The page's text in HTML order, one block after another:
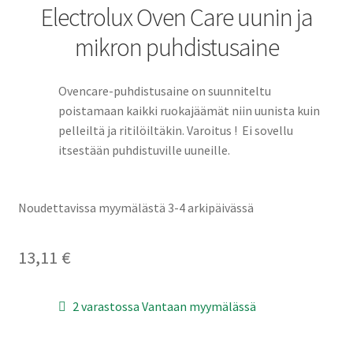
Electrolux Oven Care uunin ja
mikron puhdistusaine
Ovencare-puhdistusaine on suunniteltu
poistamaan kaikki ruokajäämät niin uunista kuin
pelleiltä ja ritilöiltäkin. Varoitus ! Ei sovellu
itsestään puhdistuville uuneille.
Noudettavissa myymälästä 3-4 arkipäivässä
13,11 €
2 varastossa Vantaan myymälässä